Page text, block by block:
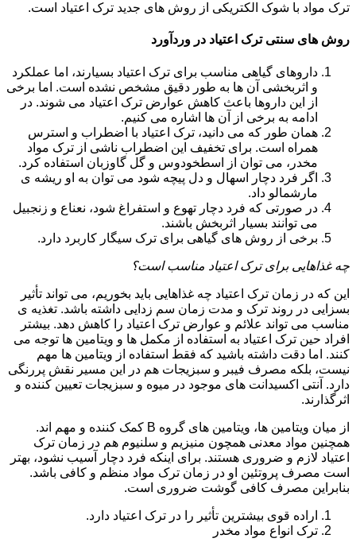
ترک مواد با شوک الکتریکی از روش های جدید ترک اعتیاد است.
روش های سنتی ترک اعتیاد در وردآورد
داروهای گیاهی مناسب برای ترک اعتیاد بسیارند، اما عملکرد
و اثربخشی آن ها به طور دقیق مشخص نشده است. اما برخی
از این داروها باعث کاهش عوارض ترک اعتیاد می شوند. در
ادامه به برخی از آن ها اشاره می کنیم.
همان طور که می دانید، ترک اعتیاد با اضطراب و استرس
همراه است. برای تخفیف این اضطراب ناشی از ترک مواد
مخدر، می توان از اسطخودوس و گل گاوزبان استفاده کرد.
اگر فرد دچار اسهال و دل پیچه شود می توان به او ریشه ی
مارشمالو داد.
در صورتی که فرد دچار تهوع و استفراغ شود، نعناع و زنجبیل
می توانند بسیار اثربخش باشند.
برخی از روش های گیاهی برای ترک سیگار کاربرد دارد.
چه غذاهایی برای ترک اعتیاد مناسب است؟
این که در زمان ترک اعتیاد چه غذاهایی باید بخوریم، می تواند تأثیر
بسزایی در روند ترک و مدت زمان سم زدایی داشته باشد. تغذیه ی
مناسب می تواند علائم و عوارض ترک اعتیاد را کاهش دهد. بیشتر
افراد حین ترک اعتیاد به استفاده از مکمل ها و ویتامین ها توجه می
کنند. اما دقت داشته باشید که فقط استفاده از ویتامین ها مهم
نیست، بلکه مصرف فیبر و سبزیجات هم در این مسیر نقش پررنگی
دارد. آنتی اکسیدانت های موجود در میوه و سبزیجات تعیین کننده و
اثرگذارند.
از میان ویتامین ها، ویتامین های گروه B کمک کننده و مهم اند.
همچنین مواد معدنی همچون منیزیم و سلنیوم هم در زمان ترک
اعتیاد لازم و ضروری هستند. برای اینکه فرد دچار آسیب نشود، بهتر
است مصرف پروتئین او در زمان ترک مواد منظم و کافی باشد.
بنابراین مصرف کافی گوشت ضروری است.
اراده قوی بیشترین تأثیر را در ترک اعتیاد دارد.
ترک انواع مواد مخدر